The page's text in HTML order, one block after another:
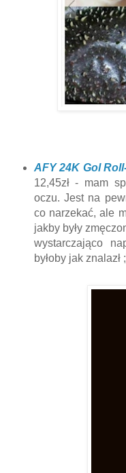
AFY 24K Gol
12,45zł - mam
oczu. Jest na
co narzekać, ale
jakby były
wystarczająco
byłoby jak znalazł